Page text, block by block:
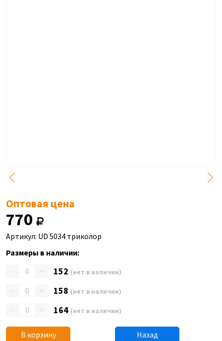
Оптовая цена
770
Артикул: UD 5034 триколор
Размеры в наличии:
– + 152 (нет в наличии)
– + 158 (нет в наличии)
– + 164 (нет в наличии)
В корзину Назад